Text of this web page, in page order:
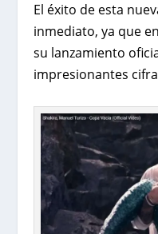
El éxito de esta
inmediato, ya que
su lanzamiento
impresionantes